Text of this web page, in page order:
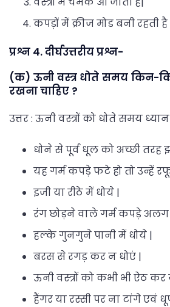
कपड़ों में क्रीज मोड बनी रहती है
प्रश्न 4. दीर्घउत्तरीय प्रश्न-
(क) ऊनी वस्त्र धोते समय किन-
रखना चाहिए ?
उत्तर : ऊनी वस्त्रों को धोते समय
धोने से पूर्व धूल को अच्छी तरह
यह गर्म कपड़े फटे हो तो उन्हें
इजी या रीठे में धोये |
रंग छोड़ने वाले गर्म कपड़े अलग
हल्के गुनगुने पानी में धोये |
बरस से रगड़ कर न धोएं |
ऊनी वस्त्रों को कभी भी ऐठ
हैंगर या रस्सी पर ना टांगे एवं